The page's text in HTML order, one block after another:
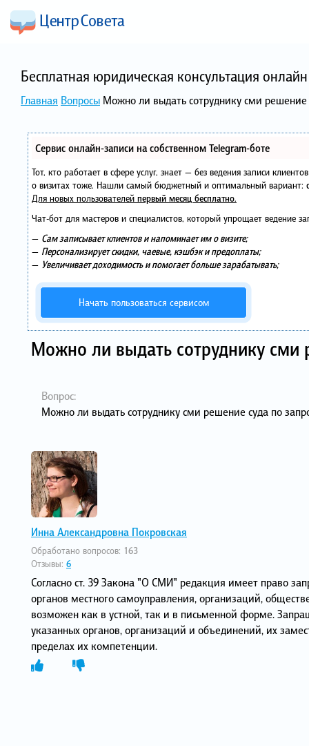
Бесплатная юридическая консультация
Главная Вопросы Можно ли выдать сотруднику сми решение
Сервис онлайн-записи на собственном Telegram-боте
Тот, кто работает в сфере услуг, знает — без ведения записи
о визитах тоже. Нашли самый бюджетный и оптимальный вариант:
Для новых пользователей первый месяц бесплатно.
Чат-бот для мастеров и специалистов, который упрощает ведение
— Сам записывает клиентов и напоминает им о визите;
— Персонализирует скидки, чаевые, кэшбэк и предоплаты;
— Увеличивает доходимость и помогает больше зарабатывать;
Начать пользоваться сервисом
Можно ли выдать сотруднику сми
Вопрос:
Можно ли выдать сотруднику сми решение суда по
Инна Александровна Покровская
Обработано вопросов: 163
Отзывы: 6
Согласно ст. 39 Закона "О СМИ" редакция имеет право
органов местного самоуправления, организаций,
возможен как в устной, так и в письменной форме.
указанных органов, организаций и объединений, их
пределах их компетенции.